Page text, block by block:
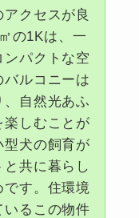
クセスが良
の1Kは、一
ンパクトな空
バルコニーは
自然光あふ
楽しむことが
型犬の飼育が
共に暮らし
です。住環境
いるこの物件